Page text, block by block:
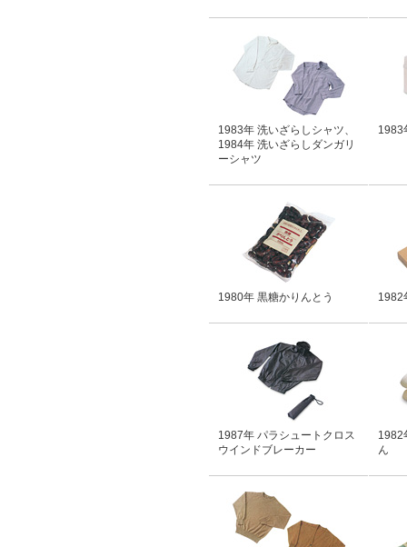
1983年 洗いざらしシャツ、
1984年 洗いざらしダンガリ
ーシャツ
1983
1980年 黒糖かりんとう 1982
1987年 パラシュートクロス
ウインドブレーカー
1982
ん